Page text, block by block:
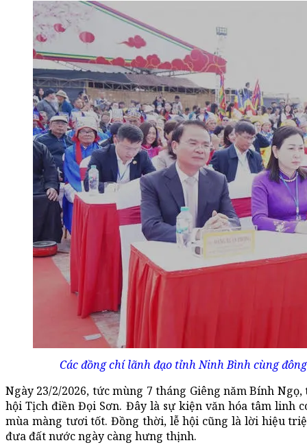
Các đồng chí lãnh đạo tỉnh Ninh Bình cùng
Ngày 23/2/2026, tức mùng 7 tháng Giêng năm Bính
hội Tịch điền Đọi Sơn. Đây là sự kiện văn hóa tâm linh
mùa màng tươi tốt. Đồng thời, lễ hội cũng là lời hiệu
đưa đất nước ngày càng hưng thịnh.